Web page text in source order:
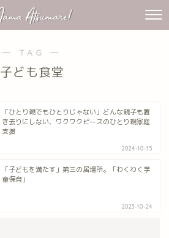
― TAG ―
子ども食堂
「ひとり親でもひとりじゃない」どんな親子も置
き去りにしない、ワクワクピースのひとり親家庭
支援
2024-10-15
「子どもを満たす」第三の居場所。「わくわく学
童保育」
2023-10-24